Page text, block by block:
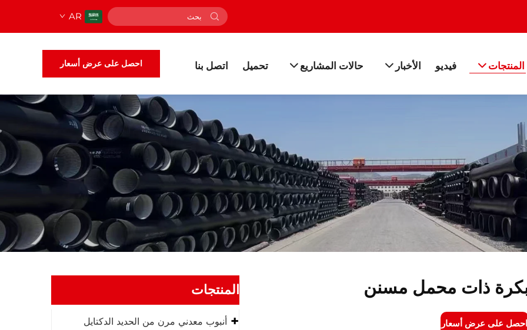
AR
المنتجات فيديو الأخبار حالات المشاريع تحميل اتصل بنا احصل على عرض أسعار
المنتجات
أنبوب معدني مرن من الحديد الدكتايل
ذات محمل مسنن
على عرض أسعار